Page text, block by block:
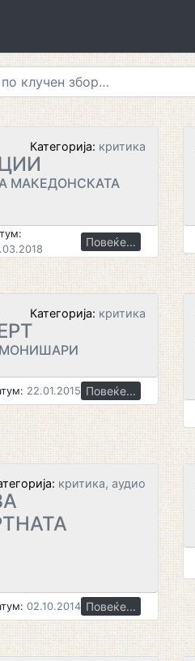
Категорија: критика
МАКЕДОНСКАТА
Повеќе...
Категорија: критика
22.01.2015 Повеќе...
критика, аудио
02.10.2014 Повеќе...